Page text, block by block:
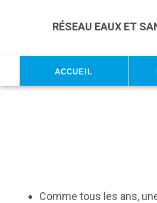
RÉSEAU EAUX ET
Accueil
Comme tous les ans,